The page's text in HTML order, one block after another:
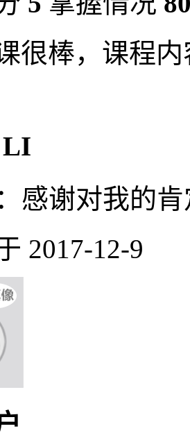
很棒，课程
LI
感谢对我的
2017-12-9